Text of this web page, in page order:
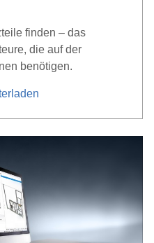
finden – das
die auf der
benötigen.